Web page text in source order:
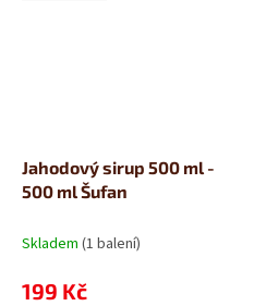
Jahodový sirup 500 ml -
500 ml Šufan
Skladem (1 balení)
199 Kč